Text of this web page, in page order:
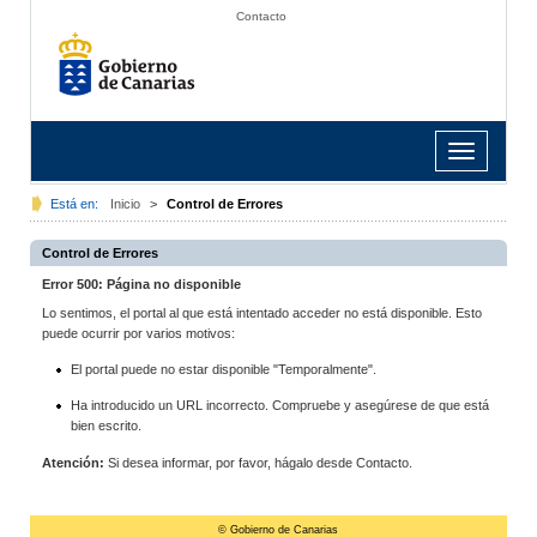
Contacto
Toggle
navigation
Está en: Inicio > Control de Errores
Control de Errores
Error 500: Página no disponible
Lo sentimos, el portal al que está intentado acceder no está disponible. Esto
puede ocurrir por varios motivos:
El portal puede no estar disponible "Temporalmente".
Ha introducido un URL incorrecto. Compruebe y asegúrese de que está
bien escrito.
Atención: Si desea informar, por favor, hágalo desde Contacto.
© Gobierno de Canarias